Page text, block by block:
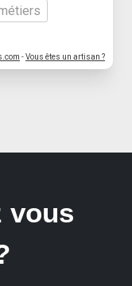
-Vous êtes un artisan ?
vous